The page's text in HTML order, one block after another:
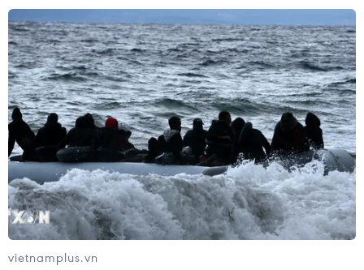
vietnamplus.vn